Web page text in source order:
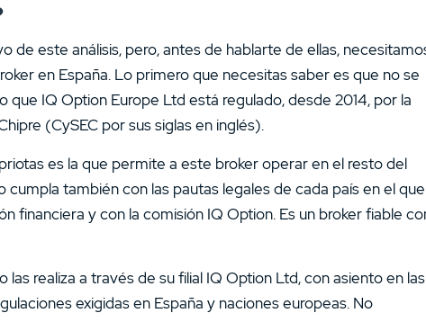
de este análisis, pero, antes de hablarte de ellas,
en España. Lo primero que necesitas saber es que no se
IQ Option Europe Ltd está regulado, desde 2014, por la
(CySEC por sus siglas en inglés).
es la que permite a este broker operar en el resto del
también con las pautas legales de cada país en el que
financiera y con la comisión IQ Option. Es un broker fiable
realiza a través de su filial IQ Option Ltd, con asiento en las
exigidas en España y naciones europeas. No